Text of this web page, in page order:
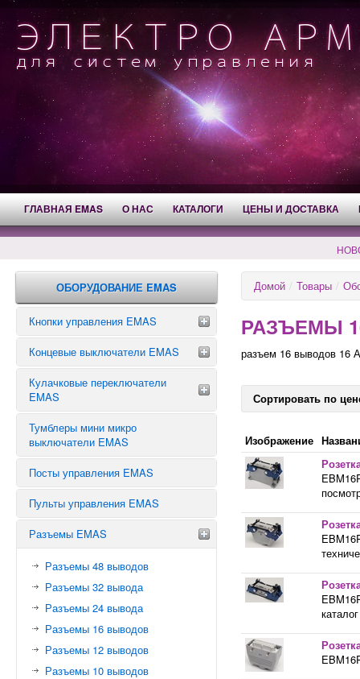
ГЛАВНАЯ EMAS О НАС КАТАЛОГИ ЦЕНЫ И ДОСТАВКА
ОБОРУДОВАНИЕ EMAS
Кнопки управления EMAS
Аварийные кнопки
Сдвоенные кнопки
Джойстики
Кнопки с фиксацией
Переключатели
Тумблеры
Шилдики, таблички, лампочки
Блок контакты светодиодной
подсветки
Кнопки выступающие
Концевые выключатели EMAS
КОНЦЕВИКИ EMAS СЕРИИ L1
КОНЦЕВИКИ EMAS СЕРИИ L2
КОНЦЕВИКИ EMAS СЕРИИ L3
КОНЦЕВИКИ EMAS СЕРИИ L4
КОНЦЕВИКИ EMAS СЕРИИ L5
КОНЦЕВИКИ EMAS СЕРИИ L51
КОНЦЕВИКИ СЕРИИ EMAS L52
КОНЦЕВИКИ EMAS СЕРИИ L6
ЗАПЧАСТИ К КОНЦЕВЫМ
ВЫКЛЮЧАТЕЛЯМ EMAS
Кулачковые переключатели
EMAS
Звезда треугольник
Аварийные переключатели
Переключатель предела
Реверсивные переключатели
Тумблеры мини микро
выключатели EMAS
Посты управления EMAS
Пульты управления EMAS
Разъемы EMAS
Разъемы 48 выводов
Разъемы 32 вывода
Разъемы 24 вывода
Разъемы 16 выводов
Разъемы 12 выводов
Разъемы 10 выводов
Домой / Товары /
РАЗЪЕМЫ
разъем 16 выводов 16 А
Сортировать по
Изображение
каталог